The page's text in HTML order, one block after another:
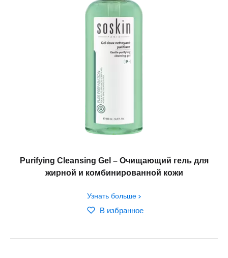
Purifying Cleansing Gel – Очищающий гель для
жирной и комбинированной кожи
Узнать больше
В избранное